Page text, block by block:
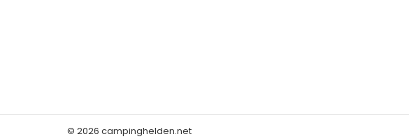
© 2026 campinghelden.net